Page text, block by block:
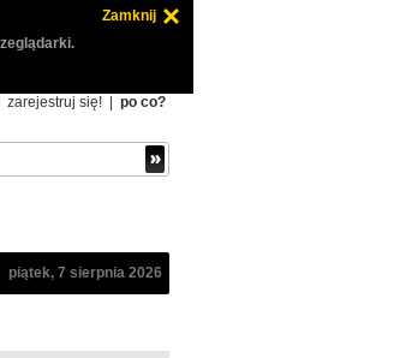
Zamknij
zarejestruj się! po co?
piątek, 7 sierpnia 2026